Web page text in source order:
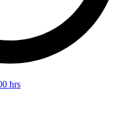
hrs